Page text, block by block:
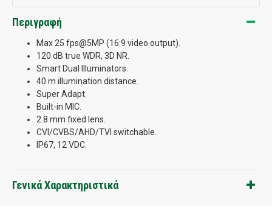
Περιγραφή
Max 25 fps@5MP (16:9 video output).
120 dB true WDR, 3D NR.
Smart Dual Illuminators.
40 m illumination distance.
Super Adapt.
Built-in MIC.
2.8 mm fixed lens.
CVI/CVBS/AHD/TVI switchable.
IP67, 12 VDC.
Γενικά Χαρακτηριστικά